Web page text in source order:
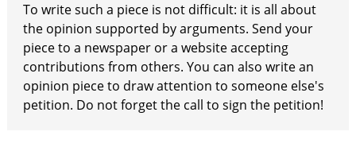
To write such a piece is not difficult: it is all about
the opinion supported by arguments. Send your
piece to a newspaper or a website accepting
contributions from others. You can also write an
opinion piece to draw attention to someone else's
petition. Do not forget the call to sign the petition!